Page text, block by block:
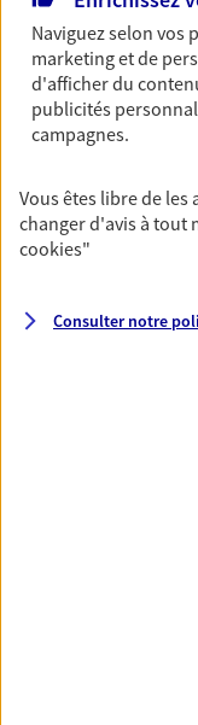
Découvrir l'offre
Pour un avenir
d'accident ou
garanties
invalidité ou de
Naviguez selon vos
marketing et de
d'afficher du
publicités
campagnes.
Vous êtes libre de les
changer d'avis à tout
cookies"
Consulter notre